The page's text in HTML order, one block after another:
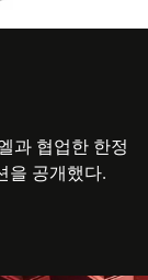
과 협업한 한정
을 공개했다.